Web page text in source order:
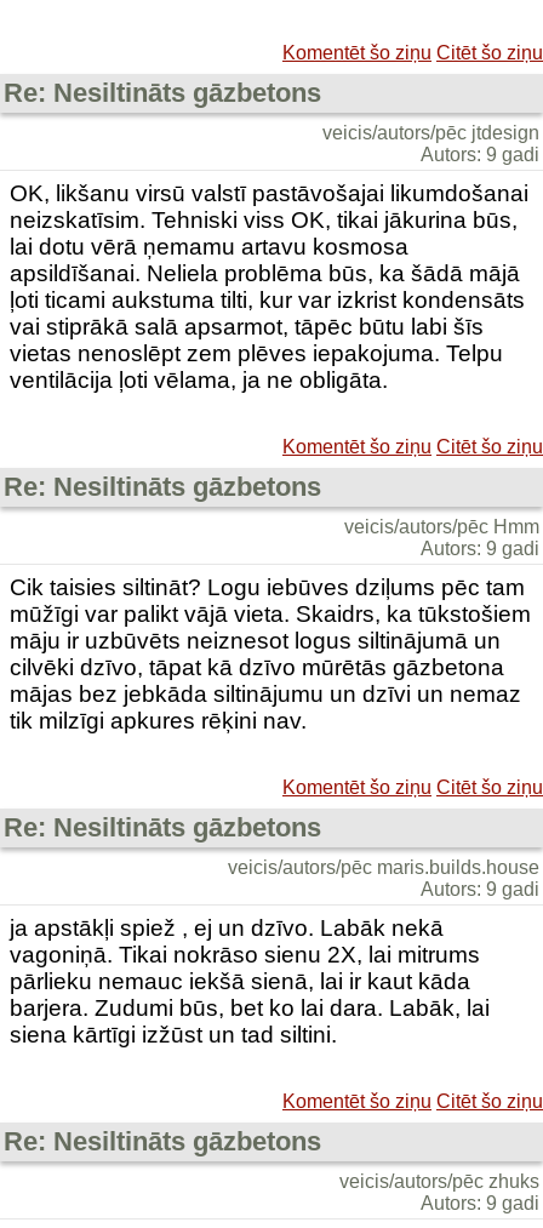
Komentēt šo ziņu Citēt šo ziņu
Re: Nesiltināts gāzbetons
veicis/autors/pēc jtdesign
Autors: 9 gadi
OK, likšanu virsū valstī pastāvošajai likumdošanai
neizskatīsim. Tehniski viss OK, tikai jākurina būs,
lai dotu vērā ņemamu artavu kosmosa
apsildīšanai. Neliela problēma būs, ka šādā mājā
ļoti ticami aukstuma tilti, kur var izkrist kondensāts
vai stiprākā salā apsarmot, tāpēc būtu labi šīs
vietas nenoslēpt zem plēves iepakojuma. Telpu
ventilācija ļoti vēlama, ja ne obligāta.
Komentēt šo ziņu Citēt šo ziņu
Re: Nesiltināts gāzbetons
veicis/autors/pēc Hmm
Autors: 9 gadi
Cik taisies siltināt? Logu iebūves dziļums pēc tam
mūžīgi var palikt vājā vieta. Skaidrs, ka tūkstošiem
māju ir uzbūvēts neiznesot logus siltinājumā un
cilvēki dzīvo, tāpat kā dzīvo mūrētās gāzbetona
mājas bez jebkāda siltinājumu un dzīvi un nemaz
tik milzīgi apkures rēķini nav.
Komentēt šo ziņu Citēt šo ziņu
Re: Nesiltināts gāzbetons
veicis/autors/pēc maris.builds.house
Autors: 9 gadi
ja apstākļi spiež , ej un dzīvo. Labāk nekā
vagoniņā. Tikai nokrāso sienu 2X, lai mitrums
pārlieku nemauc iekšā sienā, lai ir kaut kāda
barjera. Zudumi būs, bet ko lai dara. Labāk, lai
siena kārtīgi izžūst un tad siltini.
Komentēt šo ziņu Citēt šo ziņu
Re: Nesiltināts gāzbetons
veicis/autors/pēc zhuks
Autors: 9 gadi